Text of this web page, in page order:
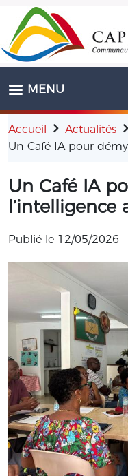
Aller au contenu
MENU
Accueil
Actualités
Un Café IA pour
Un Café IA
l’intelligence
Publié le 12/05/2026